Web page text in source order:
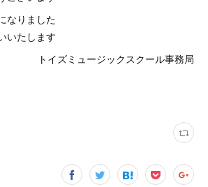
なりました
いたします
トイズミュージックスクール事務局